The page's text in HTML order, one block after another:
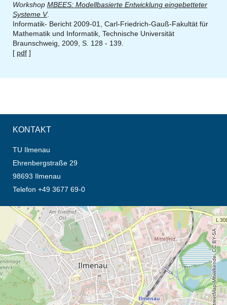
Workshop MBEES: Modellbasierte Entwicklung eingebetteter
Systeme V.
Informatik- Bericht 2009-01, Carl-Friedrich-Gauß-Fakultät für
Mathematik und Informatik, Technische Universität
Braunschweig, 2009, S. 128 - 139.
[ pdf ]
KONTAKT
TU Ilmenau
Ehrenbergstraße 29
98693 Ilmenau
Telefon +49 3677 69-0
Öffnet die Anfahrtsbeschreibung in neuem Tab (Karte)
© OpenStreetMap-Mitwirkende, CC BY-SA